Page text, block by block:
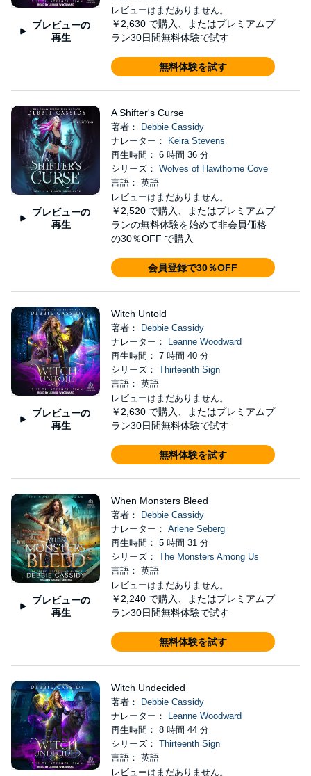
プレビューの
再生
レビューはまだありません。
￥2,630 で購入、またはプレミアムプ
ラン30日間無料体験で試す
無料体験を試す
プレビューの
再生
A Shifter's Curse
著者：
Debbie Cassidy
ナレーター：
Keira Stevens
再生時間： 6 時間 36 分
シリーズ： Wolves of Hawthorne Cove
言語： 英語
レビューはまだありません。
￥2,520 で購入、またはプレミアムプ
ランの無料体験を始めて非会員価格
の30％OFF で購入
会員登録で30％OFF
プレビューの
再生
Witch Untold
著者：
Debbie Cassidy
ナレーター：
Leanne Woodward
再生時間： 7 時間 40 分
シリーズ： Thirteenth Sign
言語： 英語
レビューはまだありません。
￥2,630 で購入、またはプレミアムプ
ラン30日間無料体験で試す
無料体験を試す
プレビューの
再生
When Monsters Bleed
著者：
Debbie Cassidy
ナレーター： Arlene Seberg
再生時間： 5 時間 31 分
シリーズ： The Monsters Among Us
言語： 英語
レビューはまだありません。
￥2,240 で購入、またはプレミアムプ
ラン30日間無料体験で試す
無料体験を試す
Witch Undecided
著者：
Debbie Cassidy
ナレーター：
Leanne Woodward
再生時間： 8 時間 44 分
シリーズ： Thirteenth Sign
言語： 英語
レビューはまだありません。